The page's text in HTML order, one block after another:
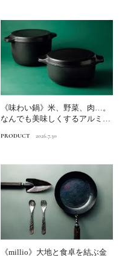
《味わい鍋》米、野菜、肉…。
なんでも美味しくするアルミ鋳
PRODUCT 2026.7.30
《millio》大地と食卓を結ぶ金